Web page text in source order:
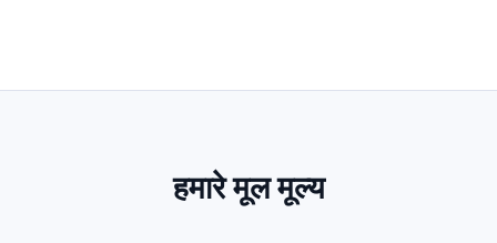
हमारे मूल मूल्य